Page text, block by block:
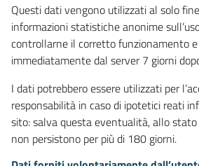
Questi dati vengono utilizzati al solo
informazioni statistiche anonime
controllarne il corretto funzionamento
immediatamente dal server 7 giorni
I dati potrebbero essere utilizzati per
responsabilità in caso di ipotetici reati
sito: salva questa eventualità, allo
non persistono per più di 180 giorni.